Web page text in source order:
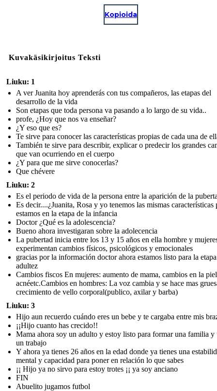
Kopioida
Kuvakäsikirjoitus Teksti
Liuku: 1
A ver Juanita hoy aprenderás con tus compañeros, las etapas del
desarrollo de la vida
Son etapas que toda persona va pasando a lo largo de su vida..
profe, ¿Hoy que nos va enseñar?
¿Y eso que es?
Te sirve para conocer las características propias de cada una de
También te sirve para describir, explicar o predecir los grandes
que van ocurriendo en el cuerpo
¿Y para que me sirve conocerlas?
Que chévere
Liuku: 2
Es el periodo de vida de la persona entre la aparición de la
Es decir....¿Juanita, Rosa y yo tenemos las mismas características
estamos en la etapa de la infancia
Doctor ¿Qué es la adolescencia?
Bueno ahora investigaran sobre la adolecencia
La pubertad inicia entre los 13 y 15 años en ella hombre y
experimentan cambios físicos, psicológicos y emocionales
gracias por la información doctor ahora estamos listo para la
adultez
Cambios fiscos En mujeres: aumento de mama, cambios en la
acnéetc.Cambios en hombres: La voz cambia y se hace mas
crecimiento de vello corporal(publico, axilar y barba)
Liuku: 3
Hijo aun recuerdo cuándo eres un bebe y te cargaba entre mis
¡¡Hijo cuanto has crecido!!
Mama ahora soy un adulto y estoy listo para formar una familia y
un trabajo
Y ahora ya tienes 26 años en la edad donde ya tienes una
mental y capacidad para poner en relación lo que sabes
¡¡ Hijo ya no sirvo para estoy trotes ¡¡ ya soy anciano
FIN
Abuelito jugamos futbol